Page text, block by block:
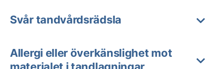
Svår tandvårdsrädsla
Allergi eller överkänslighet mot